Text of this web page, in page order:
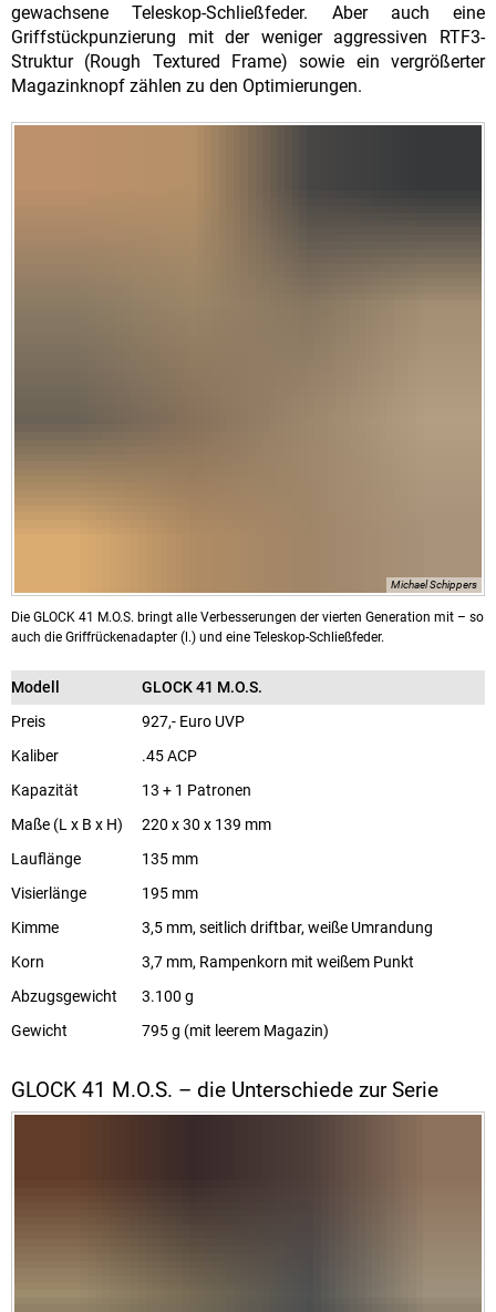
gewachsene Teleskop-Schließfeder. Aber auch eine
Griffstückpunzierung mit der weniger aggressiven RTF3-
Struktur (Rough Textured Frame) sowie ein vergrößerter
Magazinknopf zählen zu den Optimierungen.
Michael Schippers
Die GLOCK 41 M.O.S. bringt alle Verbesserungen der vierten Generation mit – so
auch die Griffrückenadapter (l.) und eine Teleskop-Schließfeder.
Modell
GLOCK 41 M.O.S.
Preis
927,- Euro UVP
Kaliber
.45 ACP
Kapazität
13 + 1 Patronen
Maße (L x B x H)
220 x 30 x 139 mm
Lauflänge
135 mm
Visierlänge
195 mm
Kimme
3,5 mm, seitlich driftbar, weiße Umrandung
Korn
3,7 mm, Rampenkorn mit weißem Punkt
Abzugsgewicht
3.100 g
Gewicht
795 g (mit leerem Magazin)
GLOCK 41 M.O.S. – die Unterschiede zur Serie